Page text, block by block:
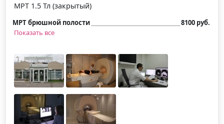
МРТ 1.5 Тл (закрытый)
МРТ брюшной полости
8100 руб.
Показать все